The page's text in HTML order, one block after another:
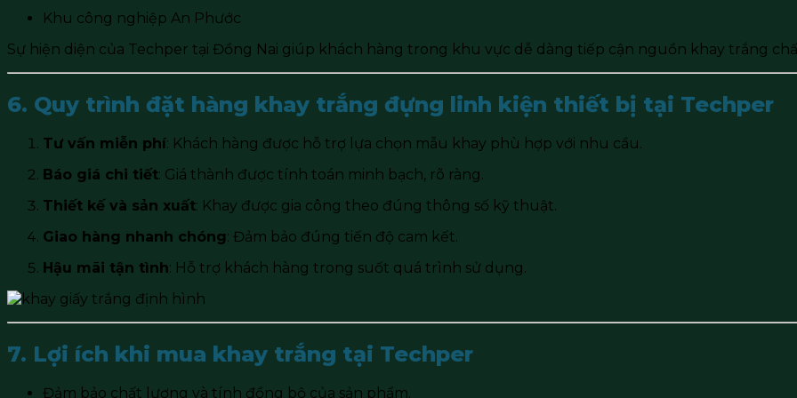
Khu công nghiệp An Phước
Sự hiện diện của Techper tại Đồng Nai giúp khách hàng trong khu vực dễ dàng tiếp cận nguồn khay trắng
6. Quy trình đặt hàng khay trắng đựng linh kiện thiết bị tại Techper
Tư vấn miễn phí: Khách hàng được hỗ trợ lựa chọn mẫu khay phù hợp với nhu cầu.
Báo giá chi tiết: Giá thành được tính toán minh bạch, rõ ràng.
Thiết kế và sản xuất: Khay được gia công theo đúng thông số kỹ thuật.
Giao hàng nhanh chóng: Đảm bảo đúng tiến độ cam kết.
Hậu mãi tận tình: Hỗ trợ khách hàng trong suốt quá trình sử dụng.
7. Lợi ích khi mua khay trắng tại Techper
Đảm bảo chất lượng và tính đồng bộ của sản phẩm.